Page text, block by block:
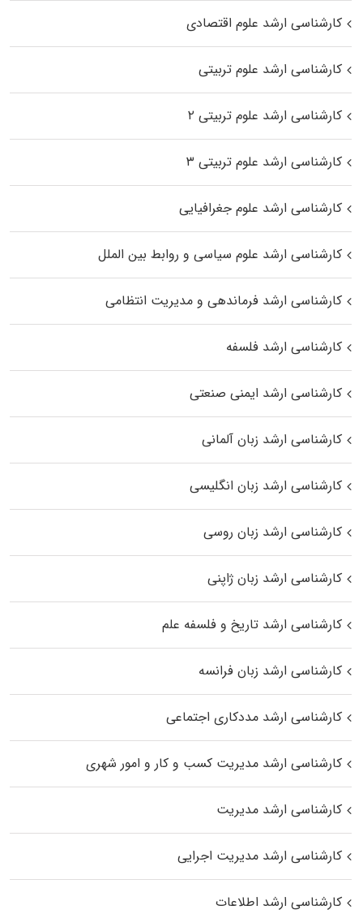
کارشناسی ارشد علوم اقتصادی
کارشناسی ارشد علوم تربیتی
کارشناسی ارشد علوم تربیتی ۲
کارشناسی ارشد علوم تربیتی ۳
کارشناسی ارشد علوم جغرافیایی
کارشناسی ارشد علوم سیاسی و روابط بین الملل
کارشناسی ارشد فرماندهی و مدیریت انتظامی
کارشناسی ارشد فلسفه
کارشناسی ارشد ایمنی صنعتی
کارشناسی ارشد زبان آلمانی
کارشناسی ارشد زبان انگلیسی
کارشناسی ارشد زبان روسی
کارشناسی ارشد زبان ژاپنی
کارشناسی ارشد تاریخ و فلسفه علم
کارشناسی ارشد زبان فرانسه
کارشناسی ارشد مددکاری اجتماعی
کارشناسی ارشد مدیریت کسب و کار و امور شهری
کارشناسی ارشد مدیریت
کارشناسی ارشد مدیریت اجرایی
کارشناسی ارشد اطلاعات